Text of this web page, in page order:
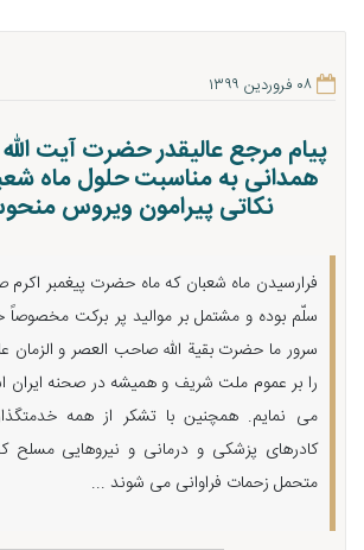
۰۸ فروردین ۱۳۹۹
پیام مرجع عالیقدر حضرت آیت الله
همدانی به مناسبت حلول ماه
نکاتی پیرامون ویروس
فرارسیدن ماه شعبان که ماه حضرت پیغمبر اکرم
سلّم بوده و مشتمل بر موالید پر برکت مخصوصاً
سرور ما حضرت بقیة الله صاحب العصر و الزمان
را بر عموم ملت شریف و همیشه در صحنه ایران
می نمایم. همچنین با تشکر از همه
کادرهای پزشکی و درمانی و نیروهایی مسلح که
متحمل زحمات فراوانی می شوند ...